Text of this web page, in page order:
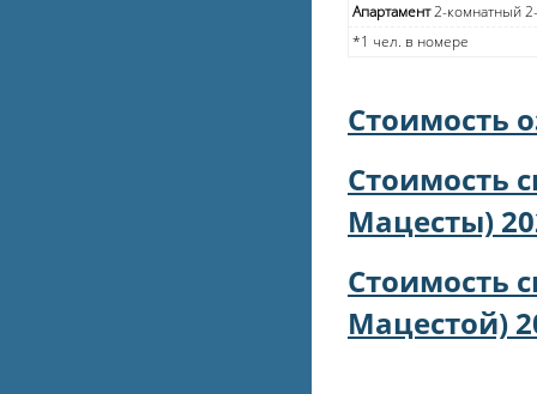
Апартамент2-комнатный
*1 чел. в номере
Стоимость
Стоимость
Мацесты)
Стоимость
Мацестой)